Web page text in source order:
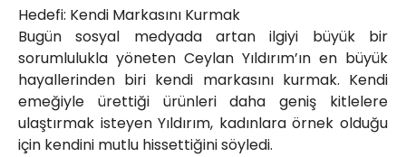
Hedefi: Kendi Markasını Kurmak
Bugün sosyal medyada artan ilgiyi büyük bir
sorumlulukla yöneten Ceylan Yıldırım’ın en büyük
hayallerinden biri kendi markasını kurmak. Kendi
emeğiyle ürettiği ürünleri daha geniş kitlelere
ulaştırmak isteyen Yıldırım, kadınlara örnek olduğu
için kendini mutlu hissettiğini söyledi.